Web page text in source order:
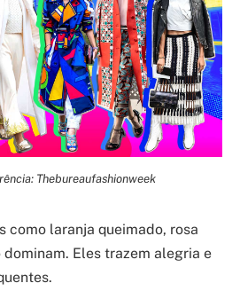
Thebureaufashionweek
como laranja queimado, rosa
Eles trazem alegria e